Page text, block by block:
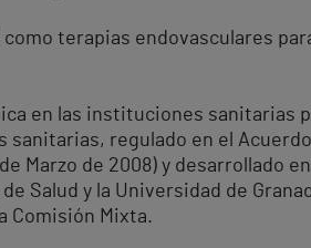
terapias endovasculares
en las instituciones sanitarias
regulado en el
Marzo de 2008) y desarrollado en
Salud y la Universidad de
Comisión Mixta.